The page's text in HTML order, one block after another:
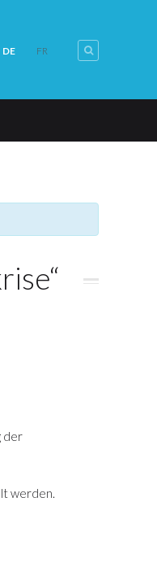
DE FR
der
werden.